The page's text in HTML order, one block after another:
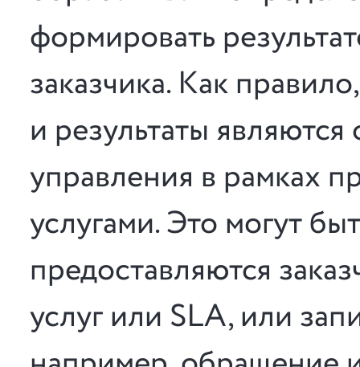
формировать
заказчика. Как
и результаты
управления в рамках
услугами. Это могут
предоставляются
услуг или SLA, или